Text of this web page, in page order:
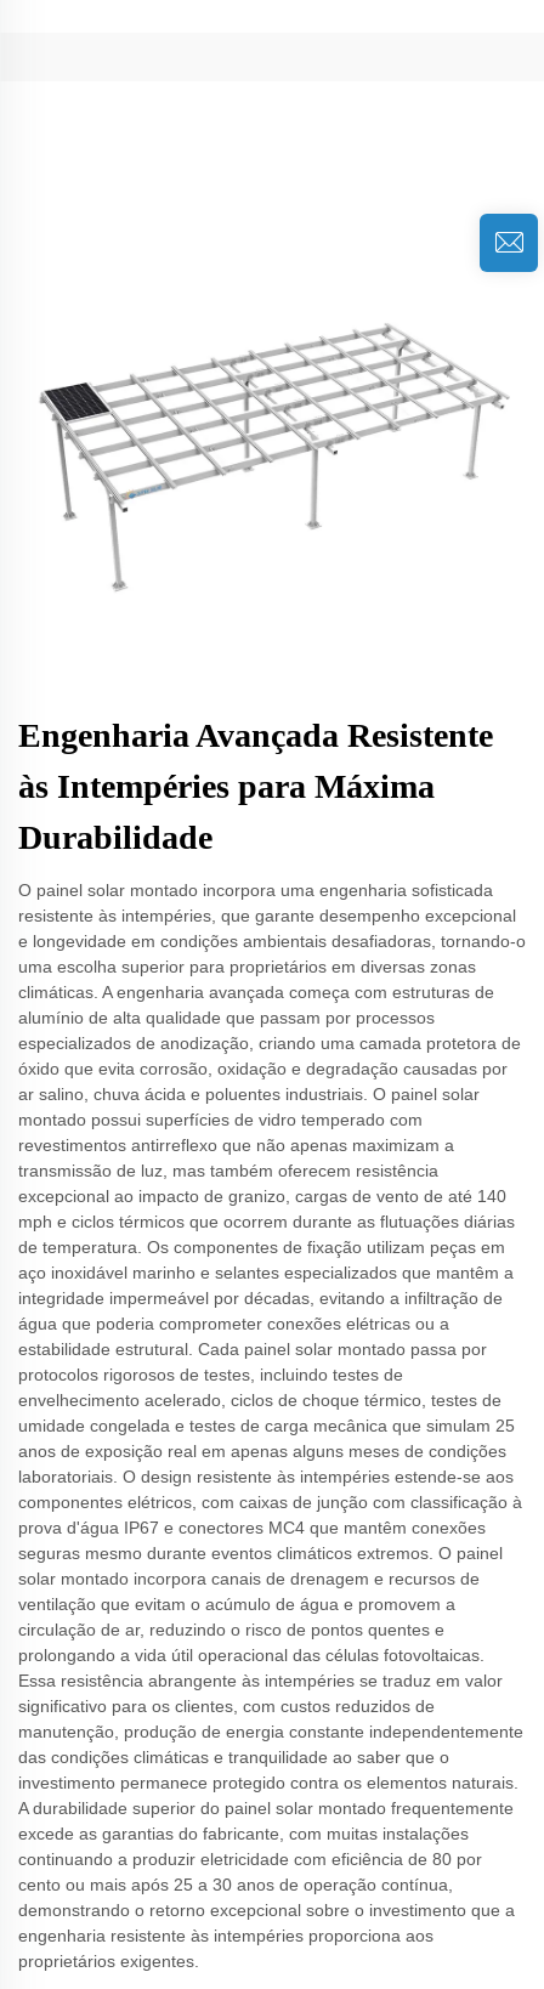
Engenharia Avançada Resistente
às Intempéries para Máxima
Durabilidade
O painel solar montado incorpora uma engenharia sofisticada
resistente às intempéries, que garante desempenho excepcional
e longevidade em condições ambientais desafiadoras, tornando-o
uma escolha superior para proprietários em diversas zonas
climáticas. A engenharia avançada começa com estruturas de
alumínio de alta qualidade que passam por processos
especializados de anodização, criando uma camada protetora de
óxido que evita corrosão, oxidação e degradação causadas por
ar salino, chuva ácida e poluentes industriais. O painel solar
montado possui superfícies de vidro temperado com
revestimentos antirreflexo que não apenas maximizam a
transmissão de luz, mas também oferecem resistência
excepcional ao impacto de granizo, cargas de vento de até 140
mph e ciclos térmicos que ocorrem durante as flutuações diárias
de temperatura. Os componentes de fixação utilizam peças em
aço inoxidável marinho e selantes especializados que mantêm a
integridade impermeável por décadas, evitando a infiltração de
água que poderia comprometer conexões elétricas ou a
estabilidade estrutural. Cada painel solar montado passa por
protocolos rigorosos de testes, incluindo testes de
envelhecimento acelerado, ciclos de choque térmico, testes de
umidade congelada e testes de carga mecânica que simulam 25
anos de exposição real em apenas alguns meses de condições
laboratoriais. O design resistente às intempéries estende-se aos
componentes elétricos, com caixas de junção com classificação à
prova d'água IP67 e conectores MC4 que mantêm conexões
seguras mesmo durante eventos climáticos extremos. O painel
solar montado incorpora canais de drenagem e recursos de
ventilação que evitam o acúmulo de água e promovem a
circulação de ar, reduzindo o risco de pontos quentes e
prolongando a vida útil operacional das células fotovoltaicas.
Essa resistência abrangente às intempéries se traduz em valor
significativo para os clientes, com custos reduzidos de
manutenção, produção de energia constante independentemente
das condições climáticas e tranquilidade ao saber que o
investimento permanece protegido contra os elementos naturais.
A durabilidade superior do painel solar montado frequentemente
excede as garantias do fabricante, com muitas instalações
continuando a produzir eletricidade com eficiência de 80 por
cento ou mais após 25 a 30 anos de operação contínua,
demonstrando o retorno excepcional sobre o investimento que a
engenharia resistente às intempéries proporciona aos
proprietários exigentes.